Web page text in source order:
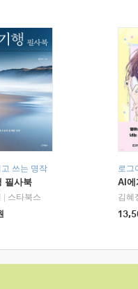
쓰는 명작
필사북
스타북스
로그
AI에
김혜